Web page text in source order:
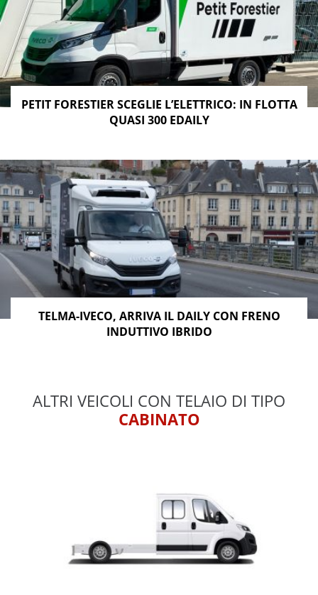
PETIT FORESTIER SCEGLIE L’ELETTRICO: IN FLOTTA
QUASI 300 EDAILY
TELMA-IVECO, ARRIVA IL DAILY CON FRENO
INDUTTIVO IBRIDO
ALTRI VEICOLI CON TELAIO DI TIPO
CABINATO